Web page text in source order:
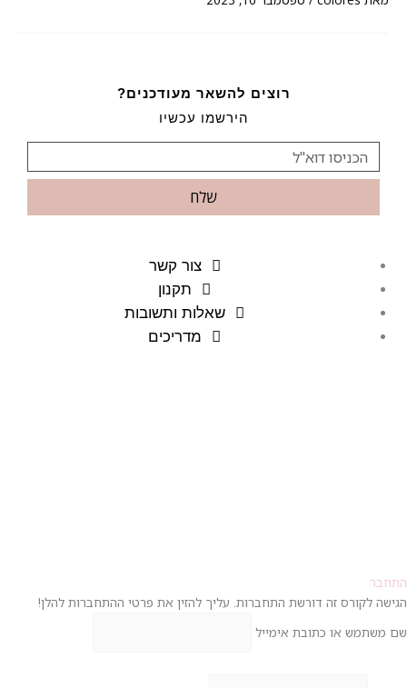
צור קשר
תקנון
שאלות ותשובות
מדריכים
רוצים להשאר מעודכנים?
הירשמו עכשיו
שלח
התחבר
הגישה לקורס זה דורשת התחברות. עליך להזין את פרטי ההתחברות להלן!
שם משתמש או כתובת אימייל